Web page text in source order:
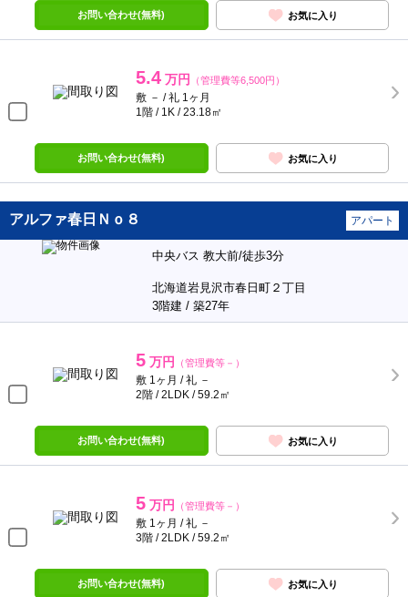
お問い合わせ(無料) お気に入り
5.4 万円 （管理費等6,500円）
敷 － / 礼 1ヶ月
1階 / 1K / 23.18㎡
お問い合わせ(無料) お気に入り
アルファ春日Ｎｏ８ アパート
中央バス 教大前/徒歩3分
北海道岩見沢市春日町２丁目
3階建 / 築27年
5 万円 （管理費等－）
敷 1ヶ月 / 礼 －
2階 / 2LDK / 59.2㎡
お問い合わせ(無料) お気に入り
5 万円 （管理費等－）
敷 1ヶ月 / 礼 －
3階 / 2LDK / 59.2㎡
お問い合わせ(無料) お気に入り